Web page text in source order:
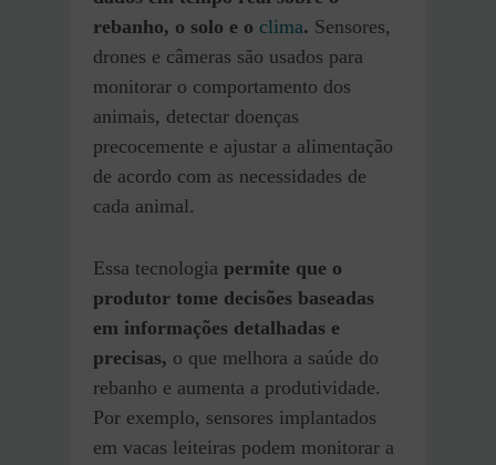
rebanho, o solo e o clima. Sensores,
drones e câmeras são usados para
monitorar o comportamento dos
animais, detectar doenças
precocemente e ajustar a alimentação
de acordo com as necessidades de
cada animal.
Essa tecnologia permite que o
produtor tome decisões baseadas
em informações detalhadas e
precisas, o que melhora a saúde do
rebanho e aumenta a produtividade.
Por exemplo, sensores implantados
em vacas leiteiras podem monitorar a